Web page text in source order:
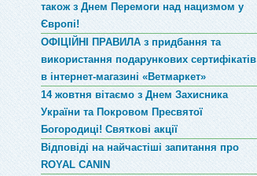
також з Днем Перемоги над нацизмом у
Європі!
ОФІЦІЙНІ ПРАВИЛА з придбання та
використання подарункових сертифікатів
в інтернет-магазині «Ветмаркет»
14 жовтня вітаємо з Днем Захисника
України та Покровом Пресвятої
Богородиці! Святкові акції
Відповіді на найчастіші запитання про
ROYAL CANIN